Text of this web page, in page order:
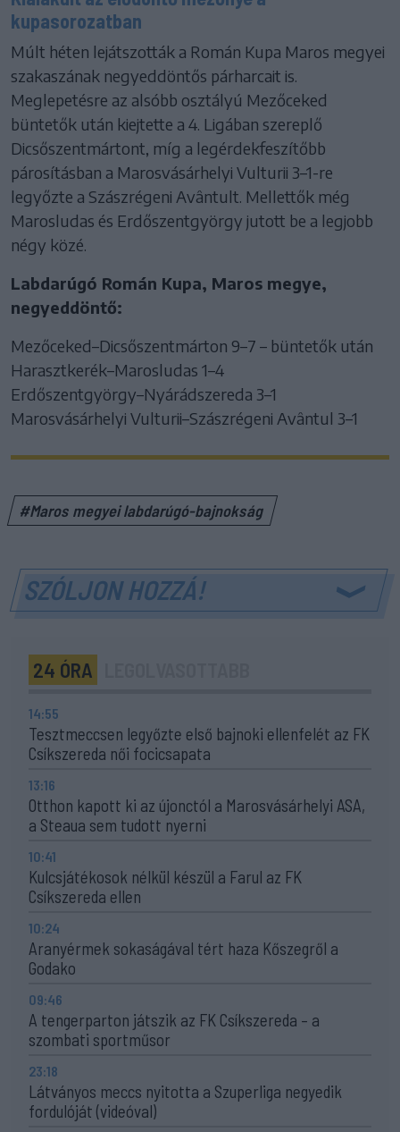
kupasorozatban
Múlt héten lejátszották a Román Kupa Maros megyei
szakaszának negyeddöntős párharcait is.
Meglepetésre az alsóbb osztályú Mezőceked
büntetők után kiejtette a 4. Ligában szereplő
Dicsőszentmártont, míg a legérdekfeszítőbb
párosításban a Marosvásárhelyi Vulturii 3–1-re
legyőzte a Szászrégeni Avântult. Mellettők még
Marosludas és Erdőszentgyörgy jutott be a legjobb
négy közé.
Labdarúgó Román Kupa, Maros megye,
negyeddöntő:
Mezőceked–Dicsőszentmárton 9–7 – büntetők után
Harasztkerék–Marosludas 1–4
Erdőszentgyörgy–Nyárádszereda 3–1
Marosvásárhelyi Vulturii–Szászrégeni Avântul 3–1
#Maros megyei labdarúgó-bajnokság
SZÓLJON HOZZÁ!
24 ÓRA
14:55
Tesztmeccsen legyőzte első bajnoki ellenfelét az FK
Csíkszereda női focicsapata
13:16
Otthon kapott ki az újonctól a Marosvásárhelyi ASA,
a Steaua sem tudott nyerni
10:41
Kulcsjátékosok nélkül készül a Farul az FK
Csíkszereda ellen
10:24
Aranyérmek sokaságával tért haza Kőszegről a
Godako
09:46
A tengerparton játszik az FK Csíkszereda – a
szombati sportműsor
23:18
Látványos meccs nyitotta a Szuperliga negyedik
fordulóját (videóval)